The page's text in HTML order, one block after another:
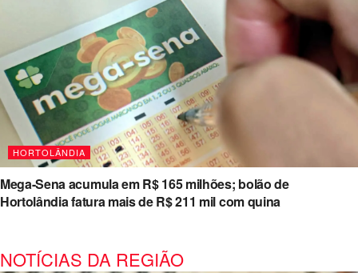
HORTOLÂNDIA
Mega-Sena acumula em R$ 165 milhões; bolão de
Hortolândia fatura mais de R$ 211 mil com quina
NOTÍCIAS DA REGIÃO